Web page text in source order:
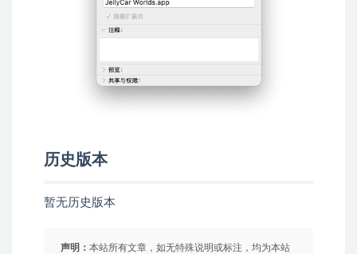
历史版本
暂无历史版本
声明： 本站所有文章，如无特殊说明或标注，均为本站